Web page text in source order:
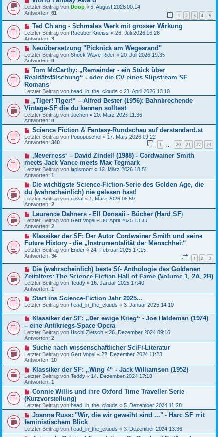
Letzter Beitrag von Doop « 5. August 2026 00:14
Antworten: 61 1 2 3 4 5
Ted Chiang - Schmales Werk mit grosser Wirkung
Letzter Beitrag von Raeuber Kneissl « 26. Juli 2026 16:26
Antworten: 3
Neuübersetzung "Picknick am Wegesrand"
Letzter Beitrag von Shock Wave Rider « 20. Juli 2026 19:35
Antworten: 8
Tom McCarthy: „Remainder - ein Stück über
Realitätsfälschung“ - oder die CV eines Slipstream SF
Romans
Letzter Beitrag von head_in_the_clouds « 23. April 2026 13:10
„Tiger! Tiger!“ – Alfred Bester (1956): Bahnbrechende
Vintage-SF die du kennen solltest!
Letzter Beitrag von Jochen « 20. März 2026 11:36
Antworten: 8
Science Fiction & Fantasy-Rundschau auf derstandard.at
Letzter Beitrag von Pogopuschel « 17. März 2026 09:22
Antworten: 340 1 20 21 22 23
‚Neverness‘ – David Zindell (1988) - Cordwainer Smith
meets Jack Vance meets Max Tegmark
Letzter Beitrag von lapismont « 12. März 2026 18:51
Antworten: 1
Die wichtigste Science-Fiction-Serie des Golden Age, die
du (wahrscheinlich) nie gelesen hast!
Letzter Beitrag von deval « 1. März 2026 06:59
Antworten: 2
Laurence Dahners - Ell Donsaii - Bücher (Hard SF)
Letzter Beitrag von Gert Vogel « 30. April 2025 13:10
Antworten: 2
Klassiker der SF: Der Autor Cordwainer Smith und seine
Future History - die „Instrumentalität der Menschheit“
Letzter Beitrag von Ender « 24. Februar 2025 17:15
Antworten: 34 1 2 3
Die (wahrscheinlich) beste Sf- Anthologie des Goldenen
Zeitalters: The Science Fiction Hall of Fame (Volume 1, 2A, 2B)
Letzter Beitrag von Teddy « 16. Januar 2025 17:40
Antworten: 1
Start ins Science-Fiction Jahr 2025...
Letzter Beitrag von head_in_the_clouds « 3. Januar 2025 14:10
Klassiker der SF: „Der ewige Krieg“ - Joe Haldeman (1974)
– eine Antikriegs-Space Opera
Letzter Beitrag von Uschi Zietsch « 26. Dezember 2024 09:16
Antworten: 2
Suche nach wissenschaftlicher SciFi-Literatur
Letzter Beitrag von Gert Vogel « 22. Dezember 2024 11:23
Antworten: 10
Klassiker der SF: „Wing 4“ - Jack Williamson (1952)
Letzter Beitrag von Teddy « 14. Dezember 2024 17:18
Antworten: 1
Connie Willis und ihre Oxford Time Traveller Serie
(Kurzvorstellung)
Letzter Beitrag von head_in_the_clouds « 5. Dezember 2024 11:28
Joanna Russ: "Wir, die wir geweiht sind ..." - Hard SF mit
feministischem Blick
Letzter Beitrag von head_in_the_clouds « 3. Dezember 2024 13:36